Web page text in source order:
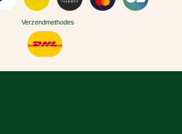
Verzendmethodes